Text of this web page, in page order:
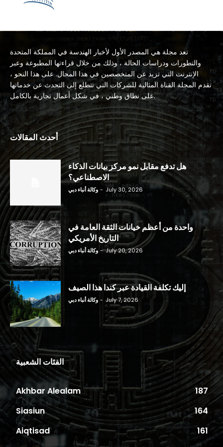
تعد مجلة هي المصدر الأول لأخبار الهندسة في المملكة المتحدة
والتطورات ودراسات الحالة ، وذلك من خلال قراءتها المطبوعة وعبر
الإنترنت التي تزيد عن المتخصصين في هذا المجال. على هذا النحو ،
تقدم المجلة القناة المثالية للشركات التي تتطلع إلى التحدث عن خدماتها
على نطاق وطني ، في شكل أعمال تجارية بالكامل.
أحدث المقالات
هل تدفع مقابل نمو مركز بيانات الذكاء
الاصطناعي؟
وكالة أنباء دبي - July 30, 2026
واحدة من أعظم خيانات الثقة العامة في
التاريخ الأمريكي
وكالة أنباء دبي - July 20, 2026
إليك تكلفة القيادة عبر كندا هذا الصيف
وكالة أنباء دبي - July 7, 2026
الفئات الشعبية
Akhbar Alealam
187
Siasiun
164
Aiqtisad
161